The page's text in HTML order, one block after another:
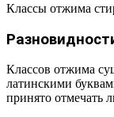
Классы отжима
Классов отжима
латинскими
принято